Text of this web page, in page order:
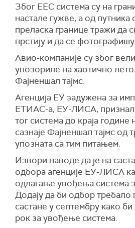
Због ЕЕС система су на
настале гужве, а од путника
преласка границе тражи да
прстију и да се фотографишу.
Авио-компаније су због
упозориле на хаотично
Фајненшал тајмс.
Агенција ЕУ задужена за
ЕТИАС-а, ЕУ-ЛИСА,
тог система до краја
сазнаје Фајненшал тајмс од
упозната са тим питањем.
Извори наводе да је на
одбора агенције ЕУ-ЛИСА
одлагање увођења система
Додају да би одбор требало
састане у септембру како
рок за увођење система.